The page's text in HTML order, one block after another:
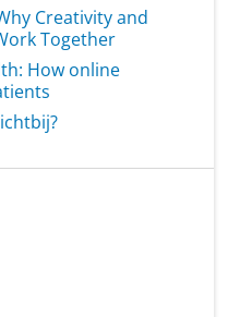
Creativity and
Together
How online